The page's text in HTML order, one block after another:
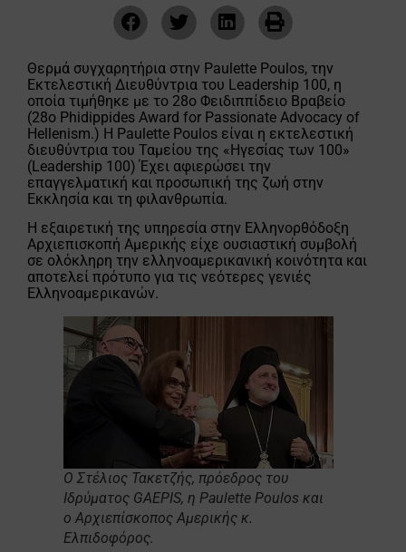
Θερμά συγχαρητήρια στην Paulette Poulos, την
Εκτελεστική Διευθύντρια του Leadership 100, η
οποία τιμήθηκε με το 28ο Φειδιππίδειο Βραβείο
(28ο Phidippides Award for Passionate Advocacy of
Hellenism.) Η Paulette Poulos είναι η εκτελεστική
διευθύντρια του Ταμείου της «Ηγεσίας των 100»
(Leadership 100) Έχει αφιερώσει την
επαγγελματική και προσωπική της ζωή στην
Εκκλησία και τη φιλανθρωπία.
Η εξαιρετική της υπηρεσία στην Ελληνορθόδοξη
Αρχιεπισκοπή Αμερικής είχε ουσιαστική συμβολή
σε ολόκληρη την ελληνοαμερικανική κοινότητα και
αποτελεί πρότυπο για τις νεότερες γενιές
Ελληνοαμερικανών.
Ο Στέλιος Τακετζής, πρόεδρος του
Ιδρύματος GAEPIS, η Paulette Poulos και
ο Αρχιεπίσκοπος Αμερικής κ.
Ελπιδοφόρος.